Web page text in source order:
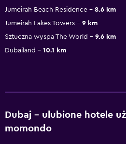
Jumeirah Beach Residence
8.6 km
Jumeirah Lakes Towers
9 km
Sztuczna wyspa The World
9.6 km
Dubailand
10.1 km
Dubaj – ulubione hotele
momondo